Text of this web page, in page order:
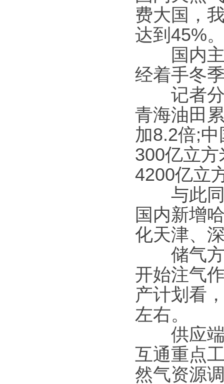
费大国，
达到45%
国内主
经着手冬
记者分
青海油田
加8.2倍;
300亿立
4200亿立
与此同
国内新增
化天津、
储气方
开始注气
产计划看
左右。
供应端
互通重点
然气资源